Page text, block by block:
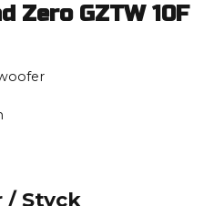
Zero GZTW 10F
/ Styck